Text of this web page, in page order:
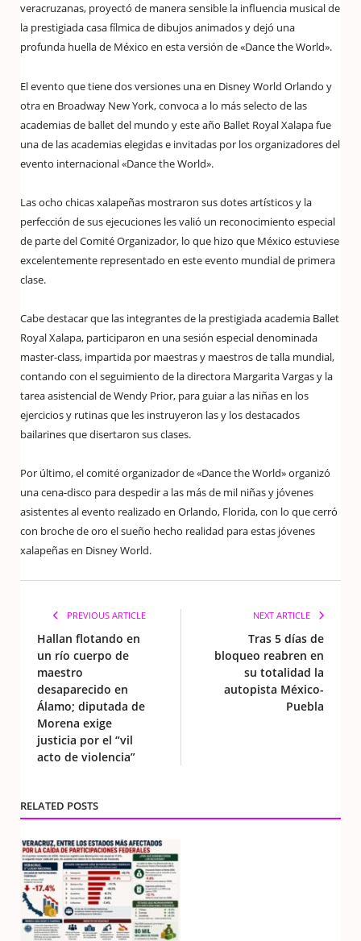
veracruzanas, proyectó de manera sensible la influencia musical de
la prestigiada casa fílmica de dibujos animados y dejó una
profunda huella de México en esta versión de «Dance the World».
El evento que tiene dos versiones una en Disney World Orlando y
otra en Broadway New York, convoca a lo más selecto de las
academias de ballet del mundo y este año Ballet Royal Xalapa fue
una de las academias elegidas e invitadas por los organizadores del
evento internacional «Dance the World».
Las ocho chicas xalapeñas mostraron sus dotes artísticos y la
perfección de sus ejecuciones les valió un reconocimiento especial
de parte del Comité Organizador, lo que hizo que México estuviese
excelentemente representado en este evento mundial de primera
clase.
Cabe destacar que las integrantes de la prestigiada academia Ballet
Royal Xalapa, participaron en una sesión especial denominada
master-class, impartida por maestras y maestros de talla mundial,
contando con el seguimiento de la directora Margarita Vargas y la
tarea asistencial de Wendy Prior, para guiar a las niñas en los
ejercicios y rutinas que les instruyeron las y los destacados
bailarines que disertaron sus clases.
Por último, el comité organizador de «Dance the World» organizó
una cena-disco para despedir a las más de mil niñas y jóvenes
asistentes al evento realizado en Orlando, Florida, con lo que cerró
con broche de oro el sueño hecho realidad para estas jóvenes
xalapeñas en Disney World.
PREVIOUS ARTICLE
Hallan flotando en
un río cuerpo de
maestro
desaparecido en
Álamo; diputada de
Morena exige
justicia por el “vil
acto de violencia”
NEXT ARTICLE
Tras 5 días de
bloqueo reabren en
su totalidad la
autopista México-
Puebla
RELATED POSTS